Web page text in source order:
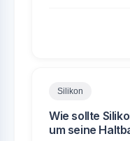
Silikon
Wie sollte
um seine